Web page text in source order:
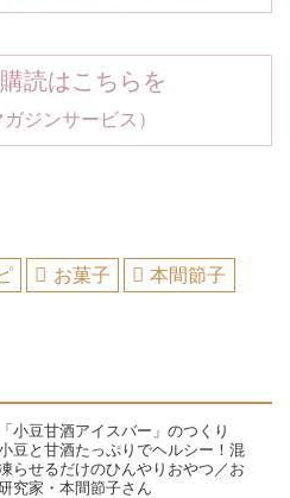
読はこちらを
ジンサービス）
お菓子 本間節子
小豆甘酒アイスバー」のつくり
豆と甘酒たっぷりでヘルシー！混
らせるだけのひんやりおやつ／お
究家・本間節子さん